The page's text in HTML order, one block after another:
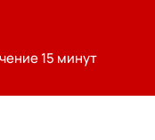
15 минут